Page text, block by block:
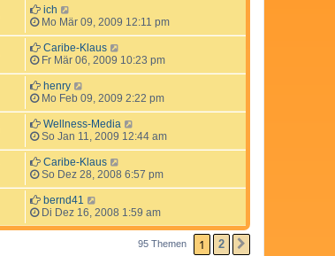
ich
Mo Mär 09, 2009 12:11 pm
Caribe-Klaus
Fr Mär 06, 2009 10:23 pm
henry
Mo Feb 09, 2009 2:22 pm
Wellness-Media
So Jan 11, 2009 12:44 am
Caribe-Klaus
So Dez 28, 2008 6:57 pm
bernd41
Di Dez 16, 2008 1:59 am
95 Themen 1 2